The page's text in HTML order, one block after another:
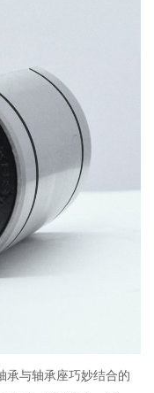
承与轴承座巧妙结合的